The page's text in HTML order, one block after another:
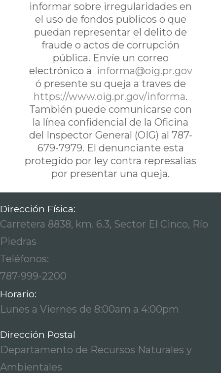
informar sobre irregularidades en
el uso de fondos publicos o que
puedan representar el delito de
fraude o actos de corrupción
pública. Envíe un correo
electrónico a informa@oig.pr.gov
ó presente su queja a traves de
https://www.oig.pr.gov/informa.
También puede comunicarse con
la línea confidencial de la Oficina
del Inspector General (OIG) al 787-
679-7979. El denunciante esta
protegido por ley contra represalias
por presentar una queja.
Dirección Física:
Carretera 8838, km. 6.3, Sector El Cinco, Río
Piedras
Teléfonos:
787-999-2200
Horario:
Lunes a Viernes de 8:00am a 4:00pm
Dirección Postal
Departamento de Recursos Naturales y
Ambientales